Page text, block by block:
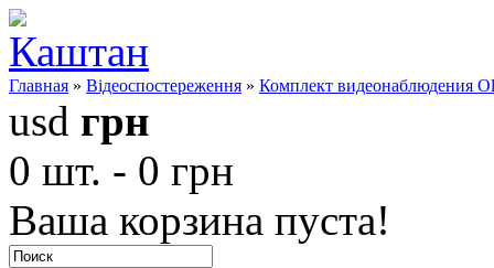
Главная » Відеоспостереження » Комплект видеонаблюдения
usd грн
0 шт. - 0 грн
Ваша корзина пуста!